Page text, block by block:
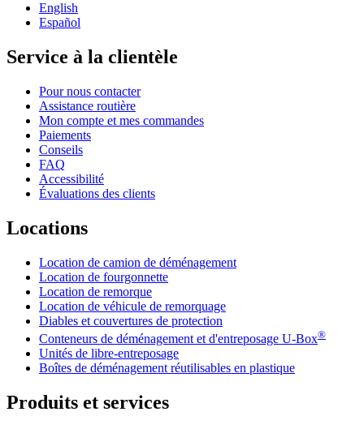
English
Español
Service à la clientèle
Pour nous contacter
Assistance routière
Mon compte et mes commandes
Paiements
Conseils
FAQ
Accessibilité
Évaluations des clients
Locations
Location de camion de déménagement
Location de fourgonnette
Location de remorque
Location de véhicule de remorquage
Diables et couvertures de protection
Conteneurs de déménagement et d'entreposage U-Box®
Unités de libre-entreposage
Boîtes de déménagement réutilisables en plastique
Produits et services